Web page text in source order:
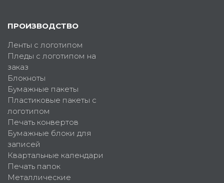
ПРОИЗВОДСТВО
Ленты с логотипом
Пледы с логотипом на
заказ
Блокноты
Бумажные пакеты
Пластиковые пакеты с
логотипом
Печать конвертов
Бумажные блоки для
записей
Квартальные календари
Печать папок
Металлические